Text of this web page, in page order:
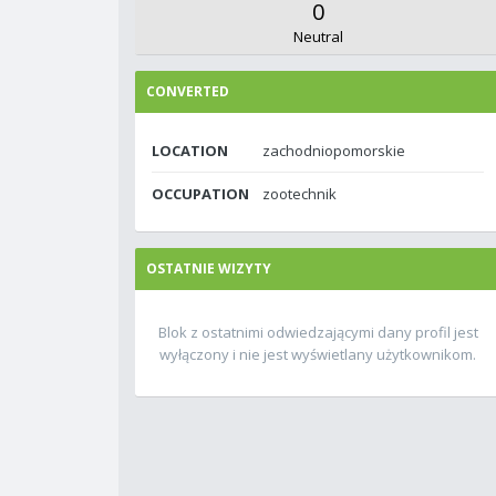
0
Neutral
CONVERTED
LOCATION zachodniopomorskie
OCCUPATION zootechnik
OSTATNIE WIZYTY
Blok z ostatnimi odwiedzającymi dany profil jest
wyłączony i nie jest wyświetlany użytkownikom.